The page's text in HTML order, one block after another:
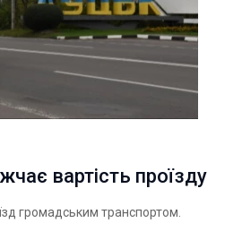
вартість проїзду
громадським транспортом.